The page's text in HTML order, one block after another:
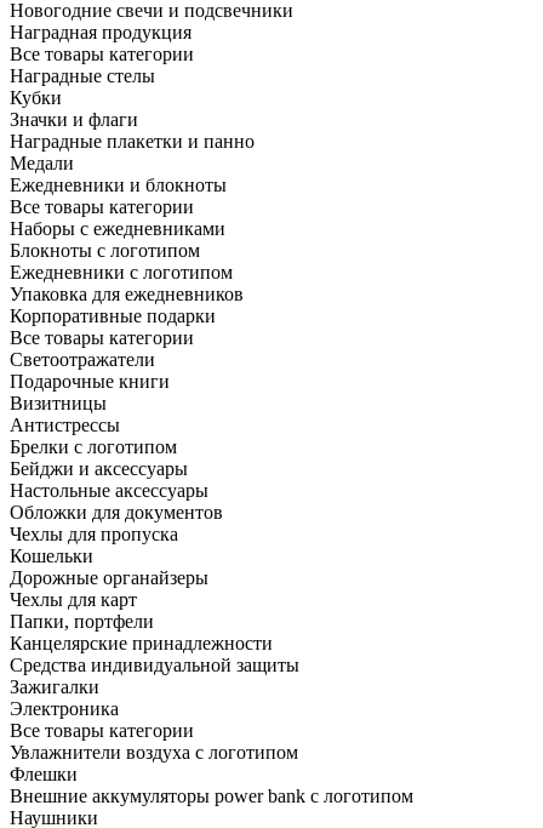
Новогодние свечи и подсвечники
Наградная продукция
Все товары категории
Наградные стелы
Кубки
Значки и флаги
Наградные плакетки и панно
Медали
Ежедневники и блокноты
Все товары категории
Наборы с ежедневниками
Блокноты с логотипом
Ежедневники с логотипом
Упаковка для ежедневников
Корпоративные подарки
Все товары категории
Светоотражатели
Подарочные книги
Визитницы
Антистрессы
Брелки с логотипом
Бейджи и аксессуары
Настольные аксессуары
Обложки для документов
Чехлы для пропуска
Кошельки
Дорожные органайзеры
Чехлы для карт
Папки, портфели
Канцелярские принадлежности
Средства индивидуальной защиты
Зажигалки
Электроника
Все товары категории
Увлажнители воздуха с логотипом
Флешки
Внешние аккумуляторы power bank с логотипом
Наушники